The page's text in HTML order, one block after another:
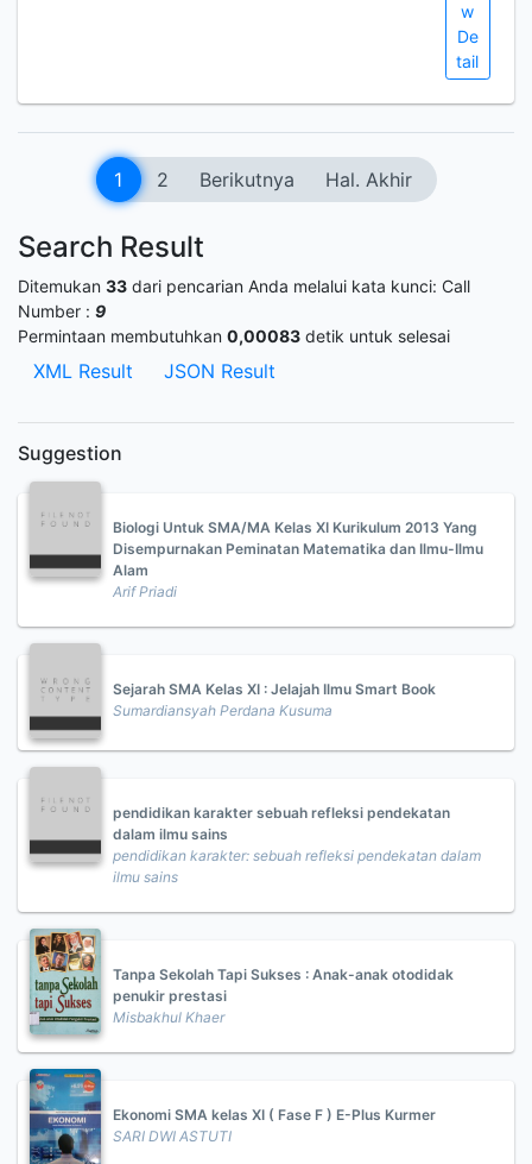
w
De
tail
1 2 Berikutnya Hal. Akhir
Search Result
Ditemukan 33 dari pencarian Anda melalui kata kunci: Call
Number : 9
Permintaan membutuhkan 0,00083 detik untuk selesai
XML Result JSON Result
Suggestion
Biologi Untuk SMA/MA Kelas XI Kurikulum 2013 Yang
Disempurnakan Peminatan Matematika dan Ilmu-Ilmu
Alam
Arif Priadi
Sejarah SMA Kelas XI : Jelajah Ilmu Smart Book
Sumardiansyah Perdana Kusuma
pendidikan karakter sebuah refleksi pendekatan
dalam ilmu sains
pendidikan karakter: sebuah refleksi pendekatan dalam
ilmu sains
Tanpa Sekolah Tapi Sukses : Anak-anak otodidak
penukir prestasi
Misbakhul Khaer
Ekonomi SMA kelas XI ( Fase F ) E-Plus Kurmer
SARI DWI ASTUTI